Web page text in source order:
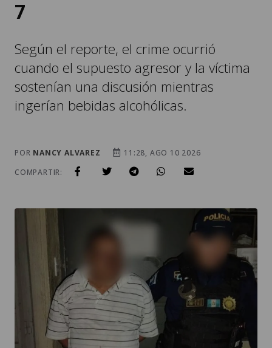
Según el reporte, el crime ocurrió
sostenían una discusión mientras
ingerían bebidas alcohólicas.
POR
. / FOTO: PNC